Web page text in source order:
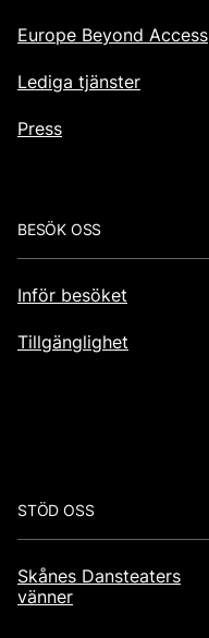
Europe Beyond Access
Lediga tjänster
Press
BESÖK OSS
Inför besöket
Tillgänglighet
STÖD OSS
Skånes Dansteaters
vänner